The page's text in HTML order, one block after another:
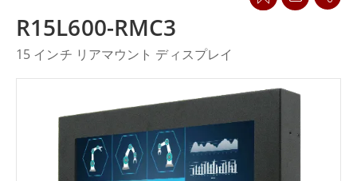
R15L600-RMC3
15 インチ リアマウント ディスプレイ